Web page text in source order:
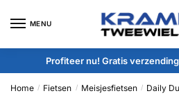
MENU
Profiteer nu! Gratis
Home / Fietsen / Meisjesfietsen / Daily